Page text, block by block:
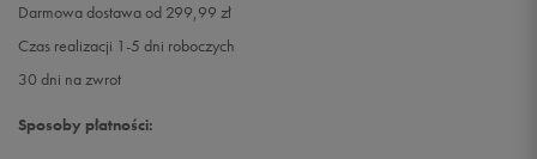
Darmowa dostawa od 299,99 zł
Czas realizacji 1-5 dni roboczych
30 dni na zwrot
Sposoby płatności: